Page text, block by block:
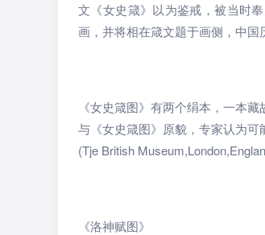
文《女史箴》以为鉴戒，被当时
画，并将相在箴文题于画侧，中国
《女史箴图》有两个绢本，一本
与《女史箴图》原貌，专家认为
(Tje British
《洛神赋图》